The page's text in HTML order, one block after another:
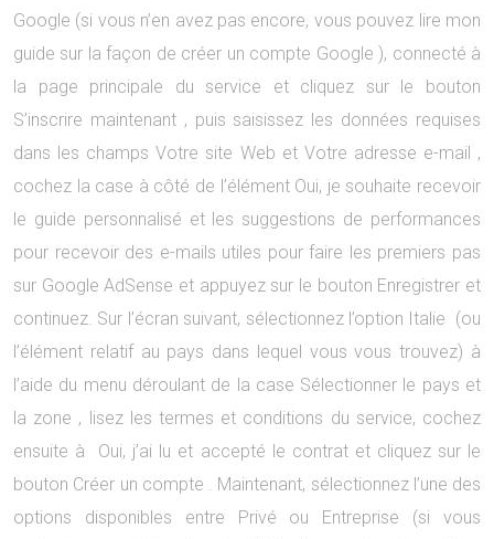
Google (si vous n’en avez pas encore, vous pouvez lire mon
guide sur la façon de créer un compte Google ), connecté à
la page principale du service et cliquez sur le bouton
S’inscrire maintenant , puis saisissez les données requises
dans les champs Votre site Web et Votre adresse e-mail ,
cochez la case à côté de l’élément Oui, je souhaite recevoir
le guide personnalisé et les suggestions de performances
pour recevoir des e-mails utiles pour faire les premiers pas
sur Google AdSense et appuyez sur le bouton Enregistrer et
continuez. Sur l’écran suivant, sélectionnez l’option Italie (ou
l’élément relatif au pays dans lequel vous vous trouvez) à
l’aide du menu déroulant de la case Sélectionner le pays et
la zone , lisez les termes et conditions du service, cochez
ensuite à Oui, j’ai lu et accepté le contrat et cliquez sur le
bouton Créer un compte . Maintenant, sélectionnez l’une des
options disponibles entre Privé ou Entreprise (si vous